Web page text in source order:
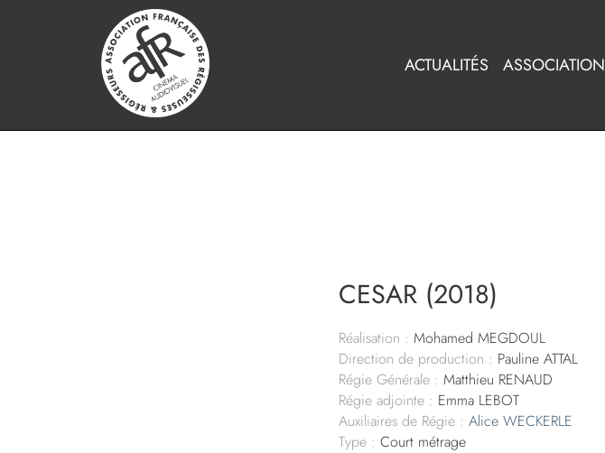
ACTUALITÉS ASSOCIATION
CESAR (2018)
Réalisation : Mohamed MEGDOUL
Direction de production : Pauline ATTAL
Régie Générale :Matthieu RENAUD
Régie adjointe : Emma LEBOT
Auxiliaires de Régie :Alice WECKERLE
Type : Court métrage